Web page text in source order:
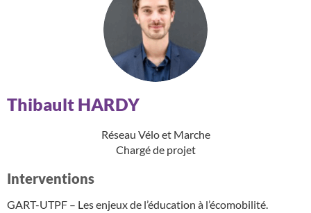
Thibault HARDY
Réseau Vélo et Marche
Chargé de projet
Interventions
GART-UTPF – Les enjeux de l’éducation à l’écomobilité.